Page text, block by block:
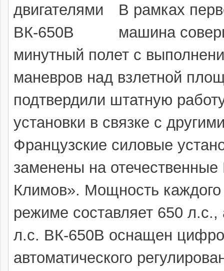
В рамках
машина
минутный полет с
маневров над взлетной
подтвердили штатную
установки в связке с
Французские силовые
заменены на
Климов». Мощность каждого
режиме составляет 650
л.с. ВК-650В оснащен
автоматического